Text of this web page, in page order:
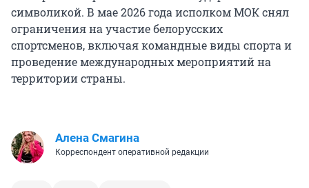
символикой. В мае 2026 года исполком МОК снял
ограничения на участие белорусских
спортсменов, включая командные виды спорта и
проведение международных мероприятий на
территории страны.
Алена Смагина
Корреспондент оперативной редакции